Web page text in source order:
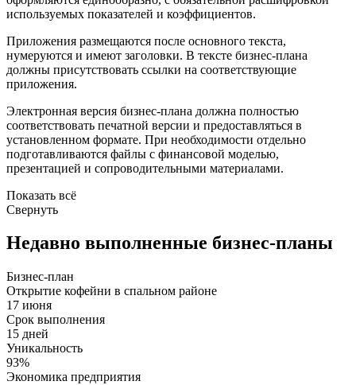
используемых показателей и коэффициентов.
Приложения размещаются после основного текста,
нумеруются и имеют заголовки. В тексте бизнес-плана
должны присутствовать ссылки на соответствующие
приложения.
Электронная версия бизнес-плана должна полностью
соответствовать печатной версии и предоставляться в
установленном формате. При необходимости отдельно
подготавливаются файлы с финансовой моделью,
презентацией и сопроводительными материалами.
Показать всё
Свернуть
Недавно выполненные бизнес-планы
Бизнес-план
Открытие кофейни в спальном районе
17 июня
Срок выполнения
15 дней
Уникальность
93%
Экономика предприятия